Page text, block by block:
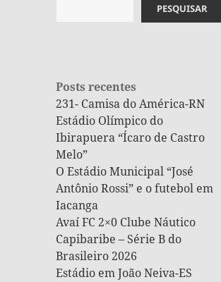
PESQUISAR
Posts recentes
231- Camisa do América-RN
Estádio Olímpico do
Ibirapuera “Ícaro de Castro
Melo”
O Estádio Municipal “José
Antônio Rossi” e o futebol em
Iacanga
Avaí FC 2×0 Clube Náutico
Capibaribe – Série B do
Brasileiro 2026
Estádio em João Neiva-ES